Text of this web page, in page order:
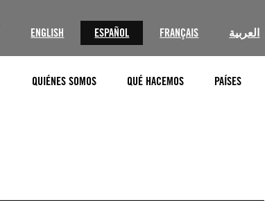
ENGLISH ESPAÑOL FRANÇAIS العربية
QUIÉNES SOMOS QUÉ HACEMOS PAÍSES